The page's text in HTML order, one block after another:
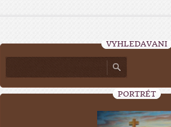
VYHLEDÁVÁNÍ
PORTRÉT